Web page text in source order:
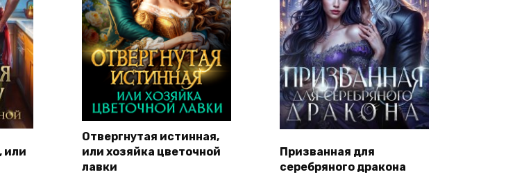
или
Отвергнутая истинная,
или хозяйка цветочной
лавки
Призванная для
серебряного дракона